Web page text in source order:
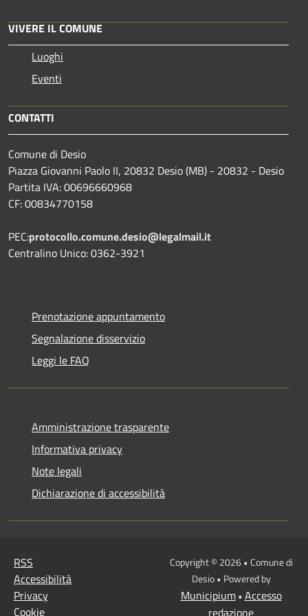
VIVERE IL COMUNE
Luoghi
Eventi
CONTATTI
Comune di Desio
Piazza Giovanni Paolo II, 20832 Desio (MB) - 20832 - Desio
Partita IVA: 00696660968
CF: 00834770158
PEC:protocollo.comune.desio@legalmail.it
Centralino Unico: 0362-3921
Prenotazione appuntamento
Segnalazione disservizio
Leggi le FAQ
Amministrazione trasparente
Informativa privacy
Note legali
Dichiarazione di accessibilità
RSS
Accessibilità
Privacy
Cookie
Copyright © 2026 • Comune di
Desio • Powered by
Municipium• Accesso
redazione